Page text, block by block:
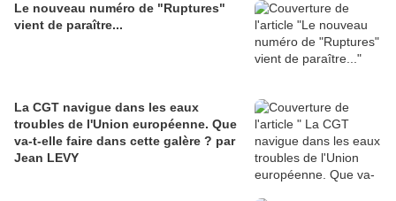
Le nouveau numéro de "Ruptures"
vient de paraître...
La CGT navigue dans les eaux
troubles de l'Union européenne. Que
va-t-elle faire dans cette galère ? par
Jean LEVY